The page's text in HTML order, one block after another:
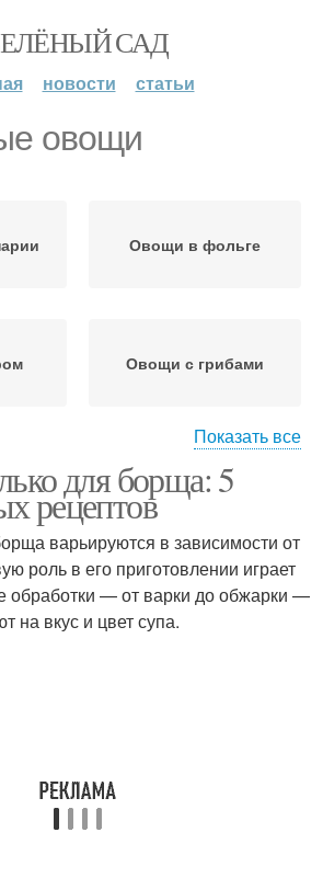
САД
новости статьи
овощи
Овощи в фольге
Овощи с грибами
Овощи в соевом соусе
Овощи для
разнообразия
Показать все
для борща: 5
рецептов
варьируются в зависимости от
роль в его приготовлении играет
обработки — от варки до обжарки —
на вкус и цвет супа.